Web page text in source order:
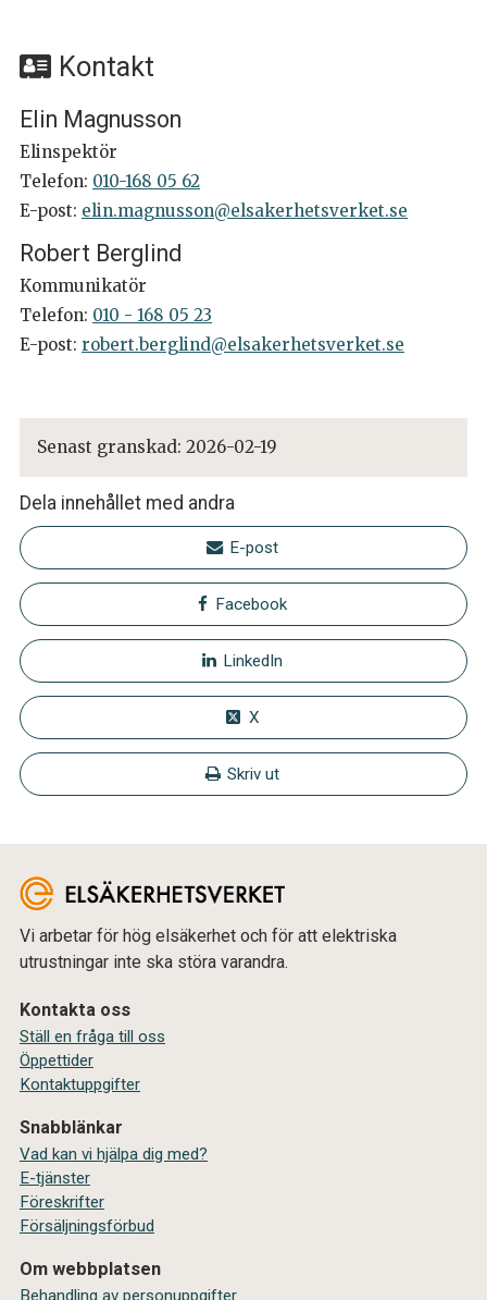
Kontakt
Elin Magnusson
Elinspektör
Telefon: 010-168 05 62
E-post: elin.magnusson@elsakerhetsverket.se
Robert Berglind
Kommunikatör
Telefon: 010 - 168 05 23
E-post: robert.berglind@elsakerhetsverket.se
Senast granskad: 2026-02-19
Dela innehållet med andra
E-post
Facebook
LinkedIn
X
Skriv ut
Vi arbetar för hög elsäkerhet och för att elektriska
utrustningar inte ska störa varandra.
Kontakta oss
Ställ en fråga till oss
Öppettider
Kontaktuppgifter
Snabblänkar
Vad kan vi hjälpa dig med?
E-tjänster
Föreskrifter
Försäljningsförbud
Om webbplatsen
Behandling av personuppgifter